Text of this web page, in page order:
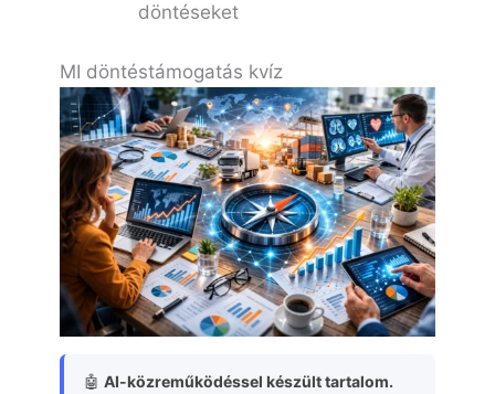
döntéseket
MI döntéstámogatás kvíz
🤖 AI-közreműködéssel készült tartalom.